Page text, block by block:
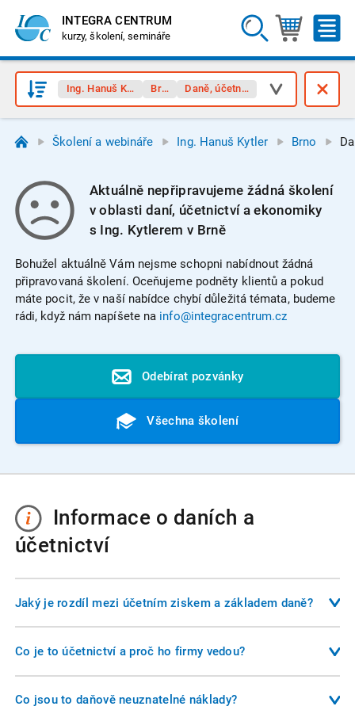
INTEGRA CENTRUM
kurzy, školení, semináře
Ing. Hanuš Kytler Brno Daně, účetnictví
Školení a webináře Ing. Hanuš Kytler Brno
Aktuálně nepřipravujeme žádná školení
v oblasti daní, účetnictví a ekonomiky
s Ing. Kytlerem v Brně
Bohužel aktuálně Vám nejsme schopni nabídnout žádná
připravovaná školení. Oceňujeme podněty klientů a pokud
máte pocit, že v naší nabídce chybí důležitá témata, budeme
rádi, když nám napíšete na info@integracentrum.cz
Odebírat pozvánky
Všechna školení
Informace o daních a
účetnictví
Jaký je rozdíl mezi účetním ziskem a základem daně?
Účetní zisk je rozdíl mezi výnosy a náklady podle účetních
pravidel. Základ daně je upravený účetní zisk o položky,
reprezentaci, pokuty nebo neuhrazené úroky mohou být
Co je to účetnictví a proč ho firmy vedou?
Účetnictví je systém evidence hospodářských operací, který
slouží nejen podnikateli, ale i státu, investorům a dalším
Co jsou to daňově neuznatelné náklady?